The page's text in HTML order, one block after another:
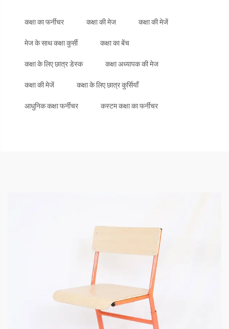
कक्षा का फर्नीचर कक्षा की मेज कक्षा की मेजें
मेज के साथ कक्षा कुर्सी कक्षा का बेंच
कक्षा के लिए छात्र डेस्क कक्षा अध्यापक की मेज
कक्षा की मेजें कक्षा के लिए छात्र कुर्सियाँ
आधुनिक कक्षा फर्नीचर कस्टम कक्षा का फर्नीचर